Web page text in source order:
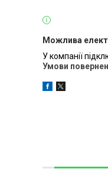
У компанії